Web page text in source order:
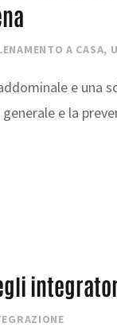
A CASA,
e una
e la